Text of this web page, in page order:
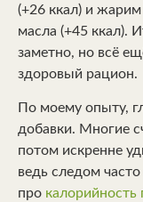
(+26 ккал) и
масла (+45 ккал).
заметно, но всё
здоровый рацион.
По моему опыту,
добавки. Многие
потом искренне
ведь следом
про калорийность